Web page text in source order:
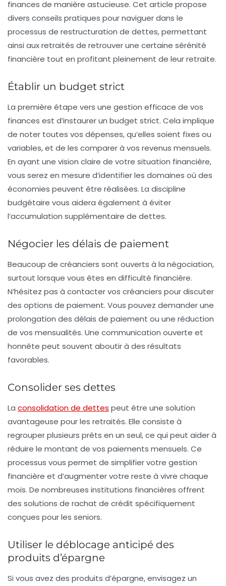
finances de manière astucieuse. Cet article propose
divers conseils pratiques pour naviguer dans le
processus de restructuration de dettes, permettant
ainsi aux retraités de retrouver une certaine sérénité
financière tout en profitant pleinement de leur retraite.
Établir un budget strict
La première étape vers une gestion efficace de vos
finances est d’instaurer un budget strict. Cela implique
de noter toutes vos dépenses, qu’elles soient fixes ou
variables, et de les comparer à vos revenus mensuels.
En ayant une vision claire de votre situation financière,
vous serez en mesure d’identifier les domaines où des
économies peuvent être réalisées. La discipline
budgétaire vous aidera également à éviter
l’accumulation supplémentaire de dettes.
Négocier les délais de paiement
Beaucoup de créanciers sont ouverts à la négociation,
surtout lorsque vous êtes en difficulté financière.
N’hésitez pas à contacter vos créanciers pour discuter
des options de paiement. Vous pouvez demander une
prolongation des délais de paiement ou une réduction
de vos mensualités. Une communication ouverte et
honnête peut souvent aboutir à des résultats
favorables.
Consolider ses dettes
La consolidation de dettes peut être une solution
avantageuse pour les retraités. Elle consiste à
regrouper plusieurs prêts en un seul, ce qui peut aider à
réduire le montant de vos paiements mensuels. Ce
processus vous permet de simplifier votre gestion
financière et d’augmenter votre reste à vivre chaque
mois. De nombreuses institutions financières offrent
des solutions de rachat de crédit spécifiquement
conçues pour les seniors.
Utiliser le déblocage anticipé des
produits d’épargne
Si vous avez des produits d’épargne, envisagez un